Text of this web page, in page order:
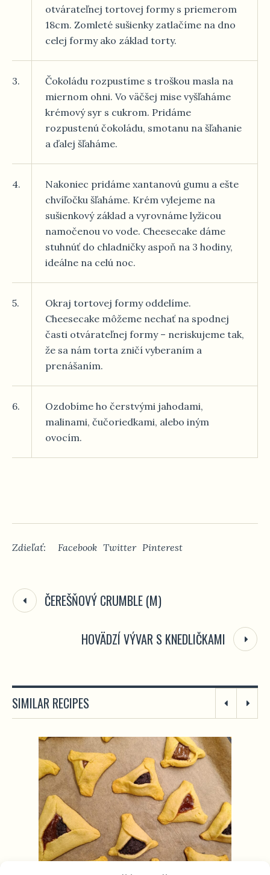
otvárateľnej tortovej formy s priemerom
18cm. Zomleté sušienky zatlačíme na dno
celej formy ako základ torty.
3.
Čokoládu rozpustíme s troškou masla na
miernom ohni. Vo väčšej mise vyšľaháme
krémový syr s cukrom. Pridáme
rozpustenú čokoládu, smotanu na šľahanie
a ďalej šľaháme.
4.
Nakoniec pridáme xantanovú gumu a ešte
chvíľočku šľaháme. Krém vylejeme na
sušienkový základ a vyrovnáme lyžicou
namočenou vo vode. Cheesecake dáme
stuhnúť do chladničky aspoň na 3 hodiny,
ideálne na celú noc.
5.
Okraj tortovej formy oddelíme.
Cheesecake môžeme nechať na spodnej
časti otvárateľnej formy – neriskujeme tak,
že sa nám torta zničí vyberaním a
prenášaním.
6.
Ozdobíme ho čerstvými jahodami,
malinami, čučoriedkami, alebo iným
ovocím.
Zdieľať: Facebook Twitter Pinterest
ČEREŠŇOVÝ CRUMBLE (M)
HOVÄDZÍ VÝVAR S KNEDLIČKAMI
SIMILAR RECIPES